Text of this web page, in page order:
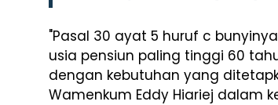
"Pasal 30 ayat 5 huruf c
usia pensiun paling tinggi 60
dengan kebutuhan yang
Wamenkum Eddy Hiariej dalam